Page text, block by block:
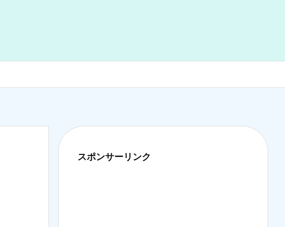
スポンサーリンク